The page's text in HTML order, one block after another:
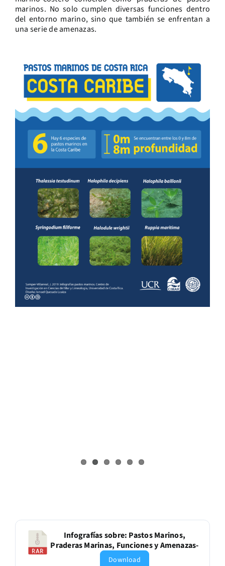
marinos. No solo cumplen diversas funciones dentro
del entorno marino, sino que también se enfrentan a
una serie de amenazas.
Infografías sobre: Pastos Marinos,
Praderas Marinas, Funciones y Amenazas-
Download